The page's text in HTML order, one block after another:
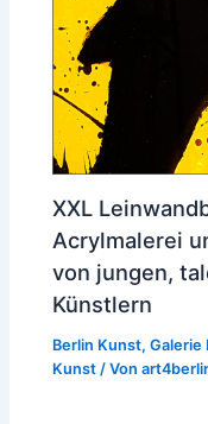
XXL
Acrylmalerei
von jungen,
Künstlern
Berlin Kunst,Galerie
Kunst / Von